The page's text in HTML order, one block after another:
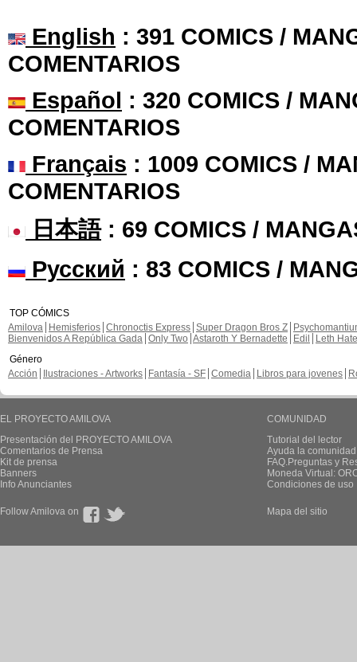
English : 391 COMICS /
COMENTARIOS
Español : 320 COMICS /
COMENTARIOS
Français : 1009 COMICS /
COMENTARIOS
日本語: 69 COMICS /
Русский : 83 COMICS /
TOP CÓMICS
Amilova
Hemisferios Chronoctis Express Super Dragon Bros Z
Bienvenidos A República Gada Only Two Astaroth Y Bernadette Edil
Leth Hate
Género
Acción
Ilustraciones - Artworks Fantasía - SF Comedia Libros para jovenes
EL PROYECTO AMILOVA
Presentación del PROYECTO AMILOVA
Comentarios de Prensa
Kit de prensa
Banners
Info Anunciantes
COMUNIDAD
Tutorial del lector
Ayuda la
FAQ.Preguntas y
Moneda Virtual:
Condiciones de uso
Follow Amilova on Mapa del sitio